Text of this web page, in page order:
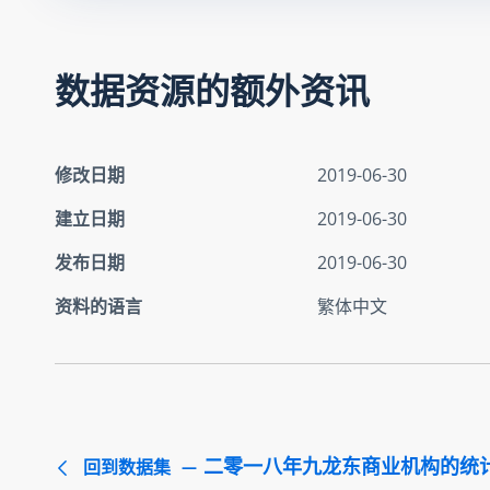
数据资源的额外资讯
修改日期
2019-06-30
建立日期
2019-06-30
发布日期
2019-06-30
资料的语言
繁体中文
回到数据集 二零一八年九龙东商业机构的统